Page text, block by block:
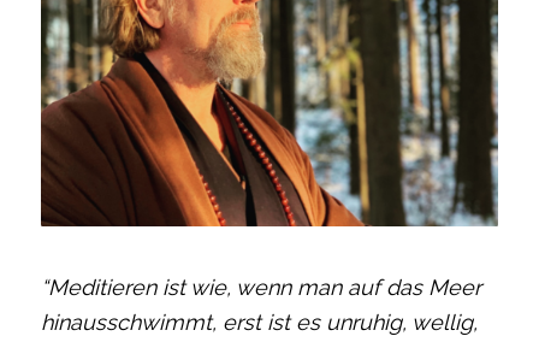
“Meditieren ist wie, wenn man auf das Meer
hinausschwimmt, erst ist es unruhig, wellig,